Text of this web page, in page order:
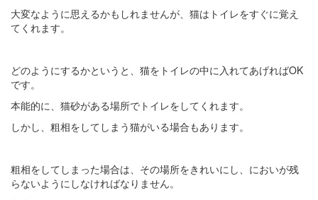
大変なように思えるかもしれませんが、猫はトイレをすぐに覚え
てくれます。
どのようにするかというと、猫をトイレの中に入れてあげればOK
です。
本能的に、猫砂がある場所でトイレをしてくれます。
しかし、粗相をしてしまう猫がいる場合もあります。
粗相をしてしまった場合は、その場所をきれいにし、においが残
らないようにしなければなりません。